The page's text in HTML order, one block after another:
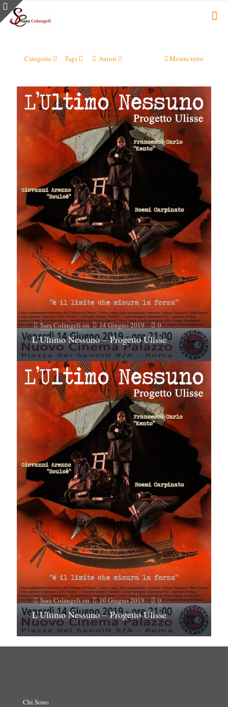
Categorie Tags Autori Mostra tutto
Sara Colangelion 14 Giugno 2019 0
L’Ultimo Nessuno – Progetto Ulisse
Sara Colangelion 10 Giugno 2019 0
L’Ultimo Nessuno – Progetto Ulisse
Chi Sono